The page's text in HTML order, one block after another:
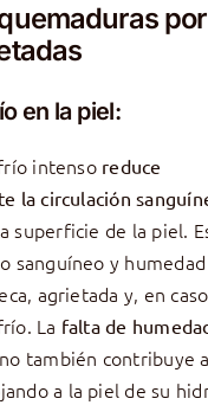
en la piel:
intensoreduce
la circulación
superficie de la piel.
sanguíneo y
agrietada y, en
La falta de
también contribuye
a la piel de su